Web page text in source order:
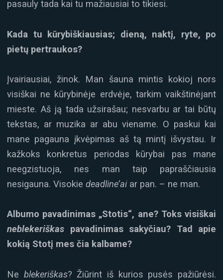
pasauly tada kai tu mažiausiai to tikiesi.
Kada tu kūrybiškiausias; dieną, naktį, ryte, po
pietų pertraukos?
Įvairiausiai, žinok. Man šauna mintis kokioj nors
visiškai ne kūrybinėje erdvėje, tarkim vaikštinėjant
mieste. Aš ją tada užsirašau; nesvarbu ar tai būtų
tekstas, ar muzika ar abu viename. O paskui kai
mane pagauna įkvėpimas aš tą mintį išvystau. Ir
kažkoks konkretus periodas kūrybai pas mane
neegzistuoja, nes man taip papraščiausia
nesigauna. Visokie deadline’aiar pan. – ne man.
Albumo pavadinimas „Stotis“, ane? Toks visiškai
neblekeriškas pavadinimas sakyčiau? Tad apie
kokią Stotį mes čia kalbame?
Ne blekeriškas? Žiūrint iš kurios pusės pažiūrėsi.